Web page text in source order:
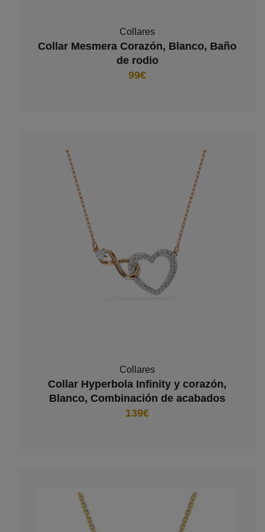
Collares
Collar Mesmera Corazón, Blanco, Baño
de rodio
99€
Collares
Collar Hyperbola Infinity y corazón,
Blanco, Combinación de acabados
metálicos
139€